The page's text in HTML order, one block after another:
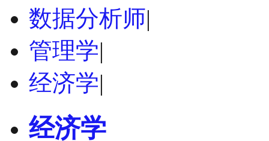
数据分析师|
管理学|
经济学|
经济学